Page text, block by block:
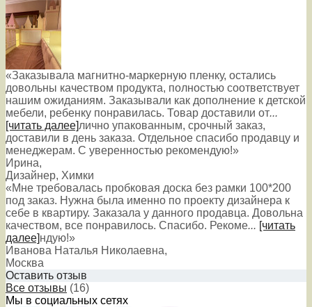
«Заказывала магнитно-маркерную пленку, остались
довольны качеством продукта, полностью соответствует
нашим ожиданиям. Заказывали как дополнение к детской
мебели, ребенку понравилась. Товар доставили от...
[читать далее]лично упакованным, срочный заказ,
доставили в день заказа. Отдельное спасибо продавцу и
менеджерам. С уверенностью рекомендую!»
Ирина,
Дизайнер, Химки
«Мне требовалась пробковая доска без рамки 100*200
под заказ. Нужна была именно по проекту дизайнера к
себе в квартиру. Заказала у данного продавца. Довольна
качеством, все понравилось. Спасибо. Рекоме... [читать
далее]ндую!»
Иванова Наталья Николаевна,
Москва
Оставить отзыв
Все отзывы (16)
Мы в социальных сетях